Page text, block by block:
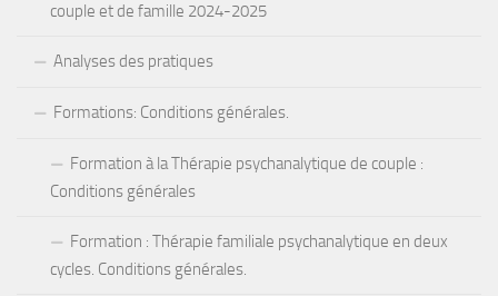
couple et de famille 2024-2025
Analyses des pratiques
Formations: Conditions générales.
Formation à la Thérapie psychanalytique de couple :
Conditions générales
Formation : Thérapie familiale psychanalytique en deux
cycles. Conditions générales.